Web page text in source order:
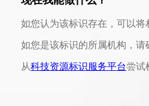
如您认为该标识存在，可以将
如您是该标识的所属机构，请
从科技资源标识服务平台尝试